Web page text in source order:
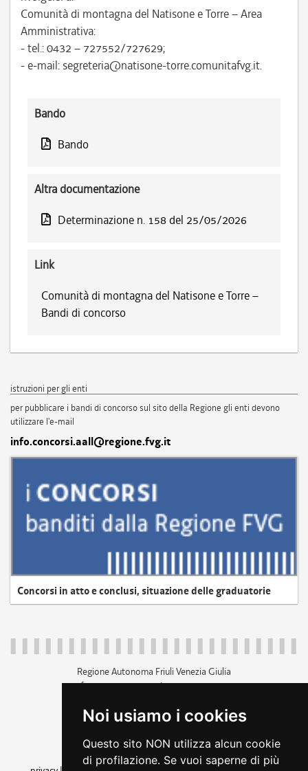
Noi usiamo i cookies
Questo sito NON utilizza alcun cookie
di profilazione. Se vuoi saperne di più
Comunità di montagna del Natisone e Torre – Area
Amministrativa:
- tel.: 0432 – 727552/727629;
- e-mail: segreteria@natisone-torre.comunitafvg.it.
Bando
Bando
Altra documentazione
Determinazione n. 158 del 25/05/2026
Link
Comunità di montagna del Natisone e Torre –
Bandi di concorso
istruzioni per gli enti
per pubblicare i bandi di concorso sul sito della Regione gli enti devono
utilizzare l'e-mail
info.concorsi.aall@regione.fvg.it
Concorsi in atto e conclusi, situazione delle graduatorie
Regione Autonoma Friuli Venezia Giulia
c.f. 80014930327; p.iva 00526040324
+39 040 3771111
amministrazione trasparente